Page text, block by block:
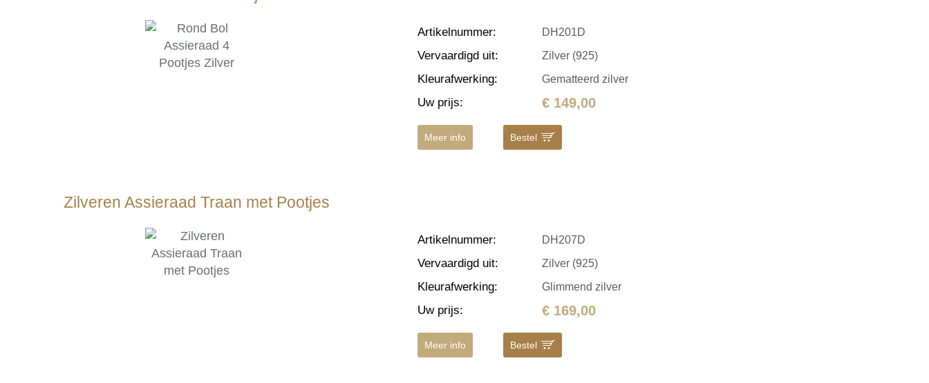
Artikelnummer: DH201D
Vervaardigd uit: Zilver (925)
Kleurafwerking: Gematteerd zilver
Uw prijs: € 149,00
Meer info Bestel
Zilveren Assieraad Traan met Pootjes
Artikelnummer: DH207D
Vervaardigd uit: Zilver (925)
Kleurafwerking: Glimmend zilver
Uw prijs: € 169,00
Meer info Bestel